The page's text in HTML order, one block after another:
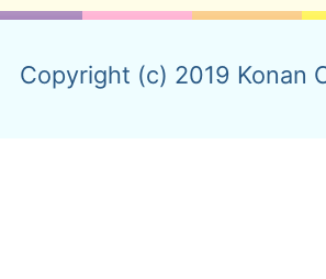
Copyright (c) 2019 Konan